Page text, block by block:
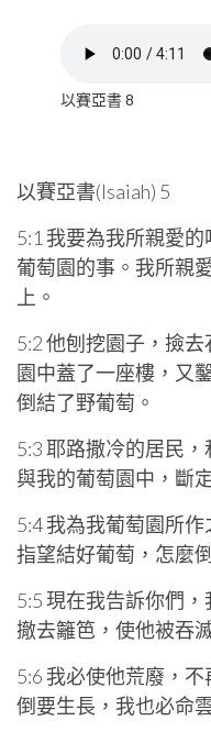
以賽亞書 8
以賽亞書(Isaiah) 5
5:1 我要為我所親愛
葡萄園的事。我所親
上。
5:2 他刨挖園子，撿
園中蓋了一座樓，又
倒結了野葡萄。
5:3 耶路撒冷的居民
與我的葡萄園中，斷
5:4 我為我葡萄園所
指望結好葡萄，怎麼
5:5 現在我告訴你們
撤去籬笆，使他被吞
5:6 我必使他荒廢，
倒要生長，我也必命